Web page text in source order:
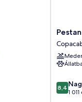
Pestana
Rio
Atlantica
8.4
8,4
1